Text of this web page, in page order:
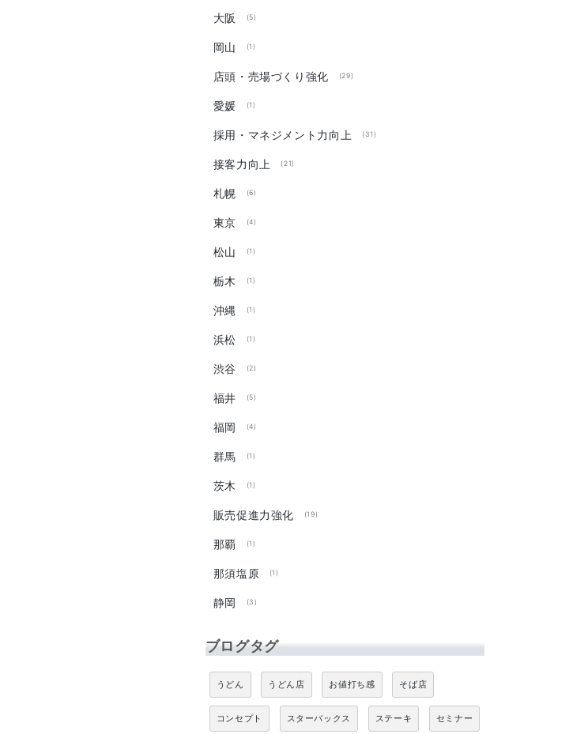
大阪 (5)
岡山 (1)
店頭・売場づくり強化 (29)
愛媛 (1)
採用・マネジメント力向上 (31)
接客力向上 (21)
札幌 (6)
東京 (4)
松山 (1)
栃木 (1)
沖縄 (1)
浜松 (1)
渋谷 (2)
福井 (5)
福岡 (4)
群馬 (1)
茨木 (1)
販売促進力強化 (19)
那覇 (1)
那須塩原 (1)
静岡 (3)
ブログタグ
うどん うどん店 お値打ち感 そば店
コンセプト スターバックス ステーキ セミナー